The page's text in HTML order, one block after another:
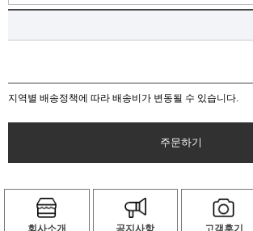
지역별 배송정책에 따라 배송비가 변동될 수 있습니다.
주문하기
회사소개 공지사항 고객후기